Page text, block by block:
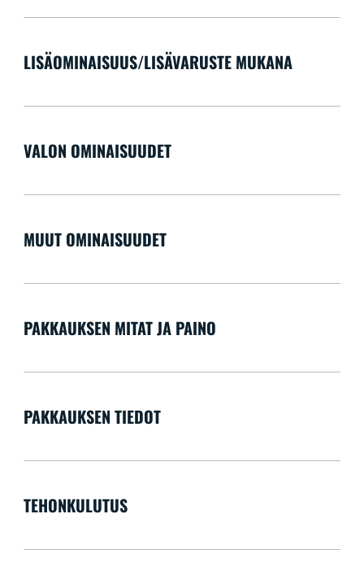
LISÄOMINAISUUS/LISÄVARUSTE MUKANA
VALON OMINAISUUDET
MUUT OMINAISUUDET
PAKKAUKSEN MITAT JA PAINO
PAKKAUKSEN TIEDOT
TEHONKULUTUS